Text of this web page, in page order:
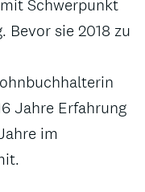
Schwerpunkt
Bevor sie 2018 zu
Jahre Erfahrung
im